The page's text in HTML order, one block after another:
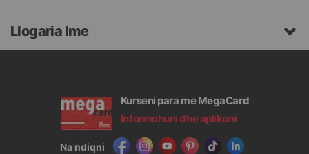
Llogaria Ime
Kurseni para me MegaCard
Informohuni dhe aplikoni
Na ndiqni